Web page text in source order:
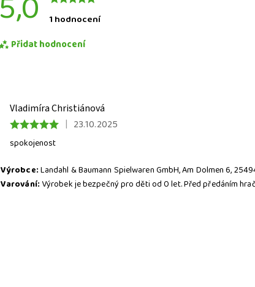
1 hodnocení
Přidat hodnocení
Vladimíra Christiánová
| 23.10.2025
spokojenost
Výrobce:Landahl & Baumann Spielwaren GmbH, Am Dolmen 6,
Varování:Výrobek je bezpečný pro děti od 0 let. Před předáním